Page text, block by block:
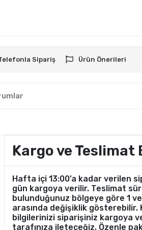
Sipariş Ürün Önerileri
Kargo ve Teslimat
Hafta içi 13:00’a kadar verilen
gün kargoya verilir. Teslimat
bulunduğunuz bölgeye göre 1
arasında değişiklik gösterebilir.
bilgilerinizi siparişiniz kargoya
tarafınıza ileteceğiz. Özenle